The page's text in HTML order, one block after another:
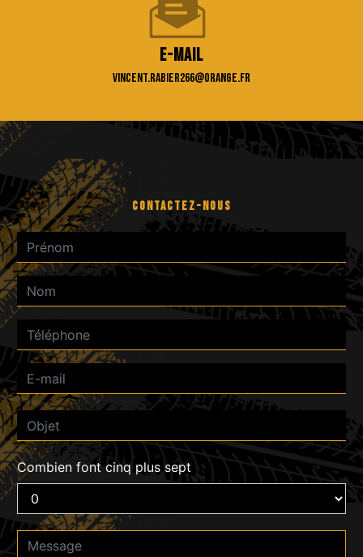
E-mail
vincent.rabier266@orange.fr
CONTACTEZ-NOUS
Combien font cinq plus sept